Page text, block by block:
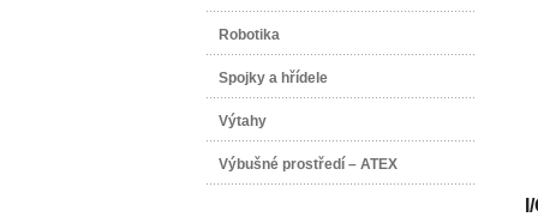
Robotika
Spojky a hřídele
Výtahy
Výbušné prostředí – ATEX